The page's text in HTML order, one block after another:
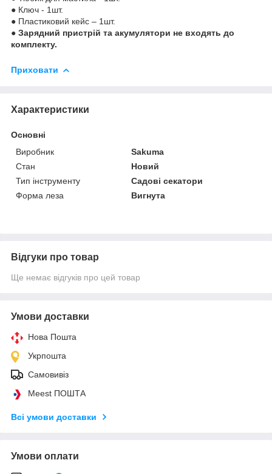
● Ключ - 1шт.
● Пластиковий кейс – 1шт.
● Зарядний пристрій та акумулятори не входять до
комплекту.
Приховати
Характеристики
Основні
Виробник
Sakuma
Стан
Новий
Тип інструменту
Садові секатори
Форма леза
Вигнута
Відгуки про товар
Ще немає відгуків про цей товар
Умови доставки
Нова Пошта
Укрпошта
Самовивіз
Meest ПОШТА
Всі умови доставки
Умови оплати